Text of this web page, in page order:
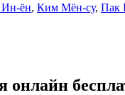
ён, Ким Мён-су, Пак